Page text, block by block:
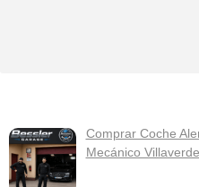
Comprar Coche
Mecánico